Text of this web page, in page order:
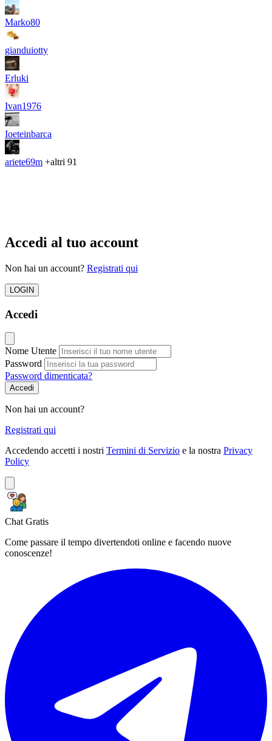
Marko80
gianduiotty
Erluki
Ivan1976
Ioeteinbarca
ariete69m +altri 91
Accedi al tuo account
Non hai un account? Registrati qui
LOGIN
Accedi
Nome Utente
Password
Password dimenticata?
Accedi
Non hai un account?
Registrati qui
Accedendo accetti i nostri Termini di Servizio e la nostra Privacy
Policy
Chat Gratis
Come passare il tempo divertendoti online e facendo nuove
conoscenze!